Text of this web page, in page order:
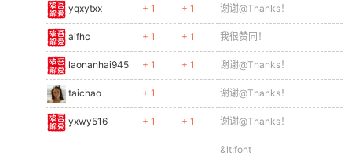
yqxytxx + 1 + 1 谢谢@Thanks！
aifhc + 1 + 1 我很赞同！
laonanhai945 + 1 + 1 谢谢@Thanks！
taichao + 1 谢谢@Thanks！
yxwy516 + 1 + 1 谢谢@Thanks！
&lt;font